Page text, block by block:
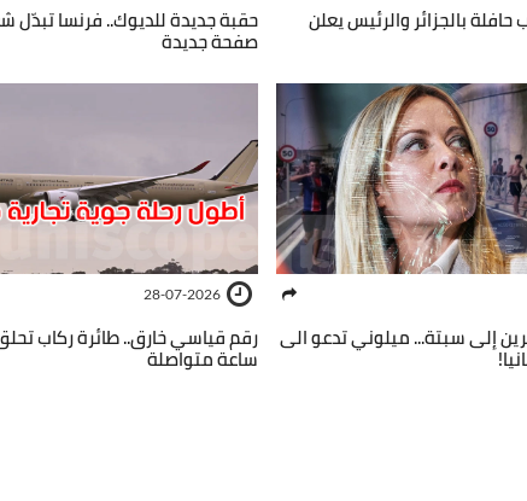
حافلة بالجزائر والرئيس يعلن حقبة جديدة للديوك.. فرنسا تبدّل
صفحة جديدة
إلى سبتة... ميلوني تدعو الى
28-07-2026
ساعة متواصلة